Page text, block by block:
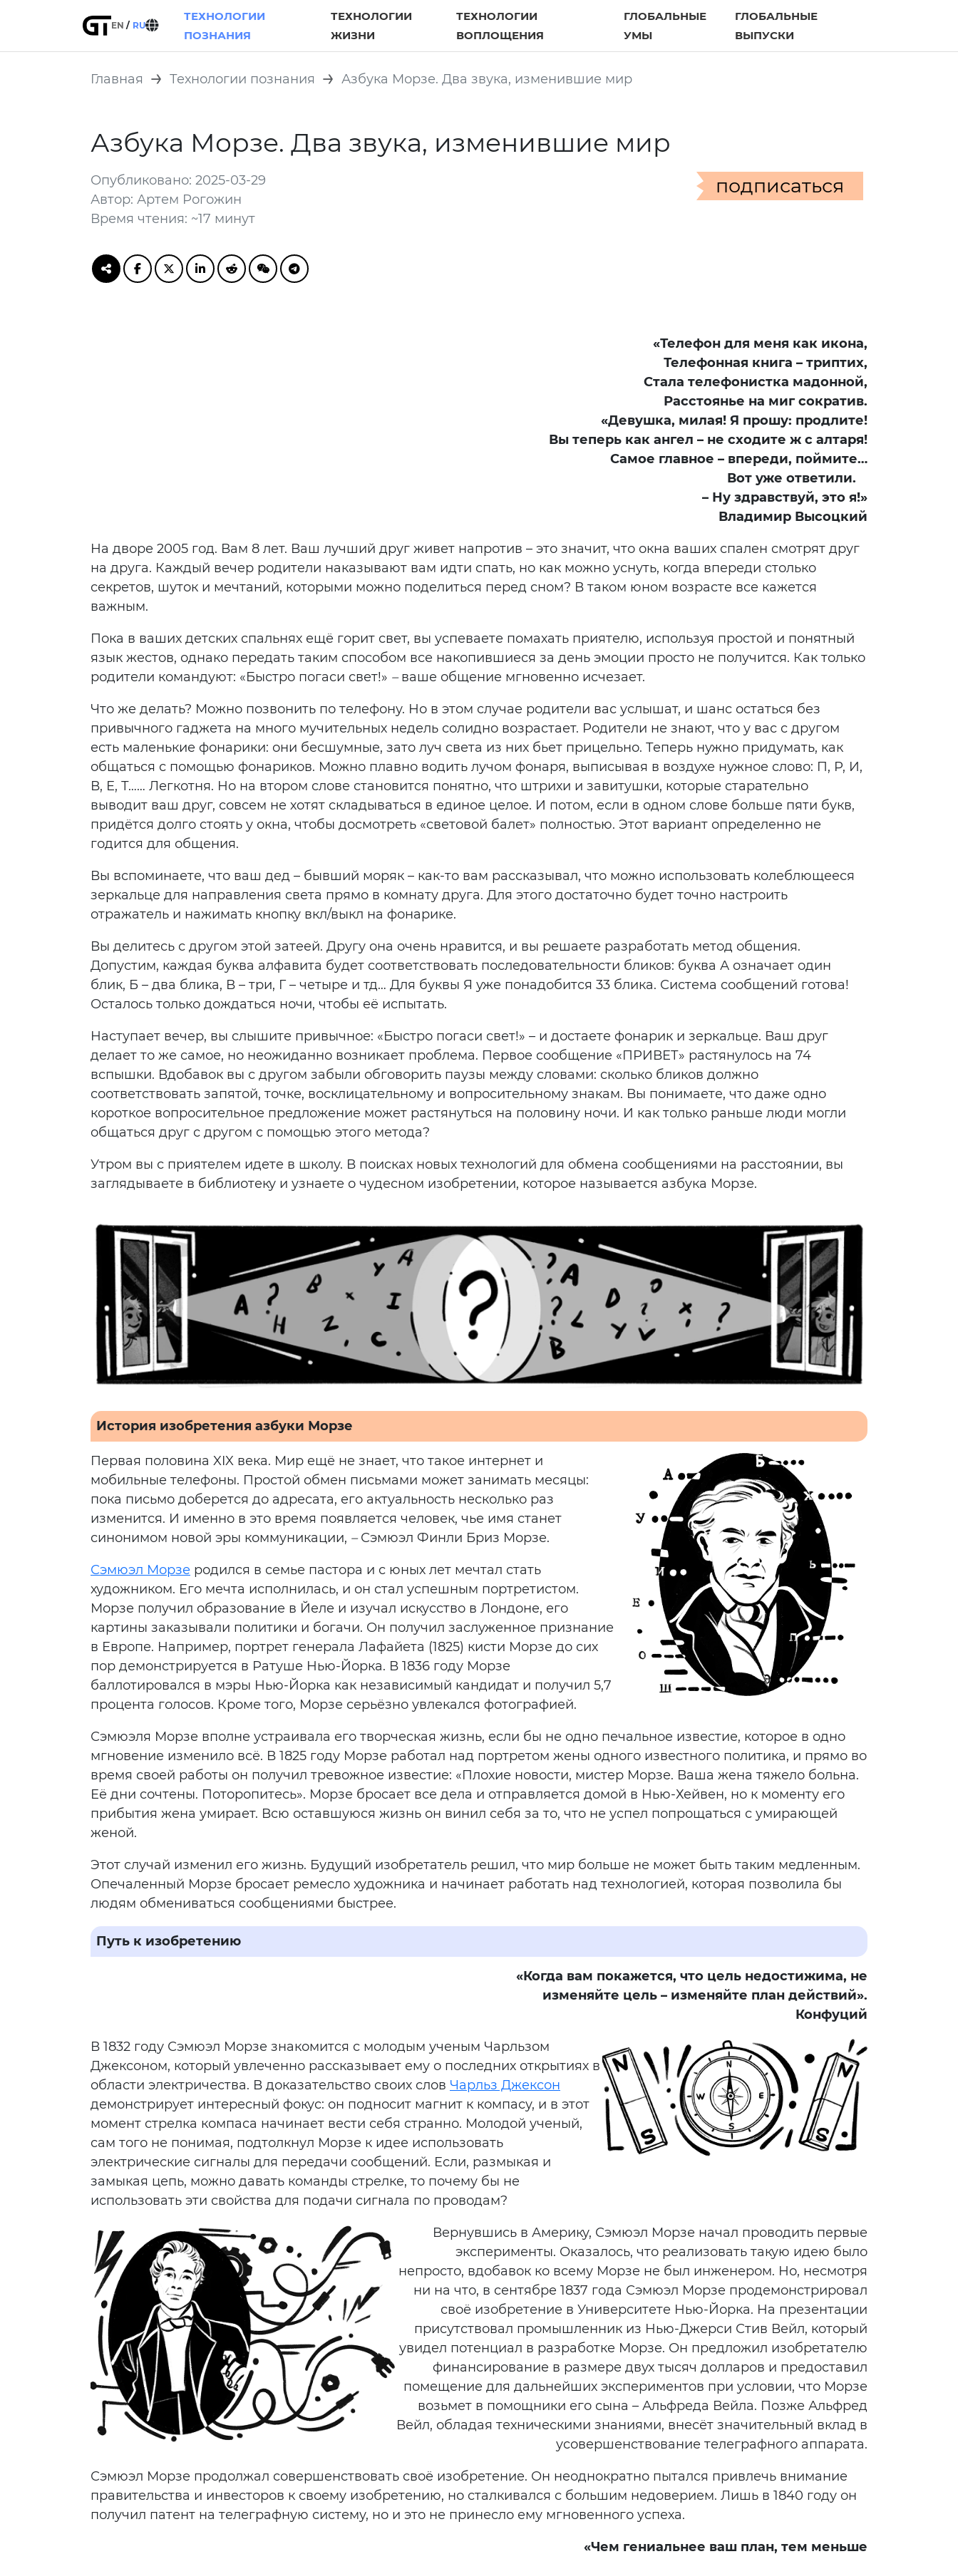
EN RU
ТЕХНОЛОГИИ
ПОЗНАНИЯ
ТЕХНОЛОГИИ
ЖИЗНИ
ТЕХНОЛОГИИ
ВОПЛОЩЕНИЯ
ГЛОБАЛЬНЫЕ
УМЫ
ГЛОБАЛЬНЫЕ
ВЫПУСКИ
Главная Технологии познания Азбука Морзе. Два звука, изменившие мир
Азбука Морзе. Два звука, изменившие мир
Опубликовано: 2025-03-29
Автор: Артем Рогожин
Время чтения: ~17 минут
подписаться
«Телефон для меня как икона,
Телефонная книга – триптих,
Стала телефонистка мадонной,
Расстоянье на миг сократив.
«Девушка, милая! Я прошу: продлите!
Вы теперь как ангел – не сходите ж с алтаря!
Самое главное – впереди, поймите…
Вот уже ответили.
– Ну здравствуй, это я!»
Владимир Высоцкий
На дворе 2005 год. Вам 8 лет. Ваш лучший друг живет напротив – это значит, что окна ваших спален смотрят друг
на друга. Каждый вечер родители наказывают вам идти спать, но как можно уснуть, когда впереди столько
секретов, шуток и мечтаний, которыми можно поделиться перед сном? В таком юном возрасте все кажется
важным.
Пока в ваших детских спальнях ещё горит свет, вы успеваете помахать приятелю, используя простой и понятный
язык жестов, однако передать таким способом все накопившиеся за день эмоции просто не получится. Как только
родители командуют: «Быстро погаси свет!» –ваше общение мгновенно исчезает.
Что же делать? Можно позвонить по телефону. Но в этом случае родители вас услышат, и шанс остаться без
привычного гаджета на много мучительных недель солидно возрастает. Родители не знают, что у вас с другом
есть маленькие фонарики: они бесшумные, зато луч света из них бьет прицельно. Теперь нужно придумать, как
общаться с помощью фонариков. Можно плавно водить лучом фонаря, выписывая в воздухе нужное слово: П, Р, И,
В, Е, Т…… Легкотня. Но на втором слове становится понятно, что штрихи и завитушки, которые старательно
выводит ваш друг, совсем не хотят складываться в единое целое. И потом, если в одном слове больше пяти букв,
придётся долго стоять у окна, чтобы досмотреть «световой балет» полностью. Этот вариант определенно не
годится для общения.
Вы вспоминаете, что ваш дед – бывший моряк – как-то вам рассказывал, что можно использовать колеблющееся
зеркальце для направления света прямо в комнату друга. Для этого достаточно будет точно настроить
отражатель и нажимать кнопку вкл/выкл на фонарике.
Вы делитесь с другом этой затеей. Другу она очень нравится, и вы решаете разработать метод общения.
Допустим, каждая буква алфавита будет соответствовать последовательности бликов: буква А означает один
блик, Б – два блика, В – три, Г – четыре и тд… Для буквы Я уже понадобится 33 блика. Система сообщений готова!
Осталось только дождаться ночи, чтобы её испытать.
Наступает вечер, вы слышите привычное: «Быстро погаси свет!» – и достаете фонарик и зеркальце. Ваш друг
делает то же самое, но неожиданно возникает проблема. Первое сообщение «ПРИВЕТ» растянулось на 74
вспышки. Вдобавок вы с другом забыли обговорить паузы между словами: сколько бликов должно
соответствовать запятой, точке, восклицательному и вопросительному знакам. Вы понимаете, что даже одно
короткое вопросительное предложение может растянуться на половину ночи. И как только раньше люди могли
общаться друг с другом с помощью этого метода?
Утром вы с приятелем идете в школу. В поисках новых технологий для обмена сообщениями на расстоянии, вы
заглядываете в библиотеку и узнаете о чудесном изобретении, которое называется азбука Морзе.
История изобретения азбуки Морзе
Первая половина XIX века. Мир ещё не знает, что такое интернет и
мобильные телефоны. Простой обмен письмами может занимать месяцы:
пока письмо доберется до адресата, его актуальность несколько раз
изменится. И именно в это время появляется человек, чье имя станет
синонимом новой эры коммуникации, –Сэмюэл Финли Бриз Морзе.
Сэмюэл Морзе родился в семье пастора и с юных лет мечтал стать
художником. Его мечта исполнилась, и он стал успешным портретистом.
Морзе получил образование в Йеле и изучал искусство в Лондоне, его
картины заказывали политики и богачи. Он получил заслуженное признание
в Европе. Например, портрет генерала Лафайета (1825) кисти Морзе до сих
пор демонстрируется в Ратуше Нью-Йорка. В 1836 году Морзе
баллотировался в мэры Нью-Йорка как независимый кандидат и получил 5,7
процента голосов. Кроме того, Морзе серьёзно увлекался фотографией.
Сэмюэля Морзе вполне устраивала его творческая жизнь, если бы не одно печальное известие, которое в одно
мгновение изменило всё. В 1825 году Морзе работал над портретом жены одного известного политика, и прямо во
время своей работы он получил тревожное известие: «Плохие новости, мистер Морзе. Ваша жена тяжело больна.
Её дни сочтены. Поторопитесь». Морзе бросает все дела и отправляется домой в Нью-Хейвен, но к моменту его
прибытия жена умирает. Всю оставшуюся жизнь он винил себя за то, что не успел попрощаться с умирающей
женой.
Этот случай изменил его жизнь. Будущий изобретатель решил, что мир больше не может быть таким медленным.
Опечаленный Морзе бросает ремесло художника и начинает работать над технологией, которая позволила бы
людям обмениваться сообщениями быстрее.
Путь к изобретению
«Когда вам покажется, что цель недостижима, не
изменяйте цель – изменяйте план действий».
Конфуций
В 1832 году Сэмюэл Морзе знакомится с молодым ученым Чарльзом
Джексоном, который увлеченно рассказывает ему о последних открытиях в
области электричества. В доказательство своих слов Чарльз Джексон
демонстрирует интересный фокус: он подносит магнит к компасу, и в этот
момент стрелка компаса начинает вести себя странно. Молодой ученый,
сам того не понимая, подтолкнул Морзе к идее использовать
электрические сигналы для передачи сообщений. Если, размыкая и
замыкая цепь, можно давать команды стрелке, то почему бы не
использовать эти свойства для подачи сигнала по проводам?
Вернувшись в Америку, Сэмюэл Морзе начал проводить первые
эксперименты. Оказалось, что реализовать такую идею было
непросто, вдобавок ко всему Морзе не был инженером. Но, несмотря
ни на что, в сентябре 1837 года Сэмюэл Морзе продемонстрировал
своё изобретение в Университете Нью-Йорка. На презентации
присутствовал промышленник из Нью-Джерси Стив Вейл, который
увидел потенциал в разработке Морзе. Он предложил изобретателю
финансирование в размере двух тысяч долларов и предоставил
помещение для дальнейших экспериментов при условии, что Морзе
возьмет в помощники его сына – Альфреда Вейла. Позже Альфред
Вейл, обладая техническими знаниями, внесёт значительный вклад в
усовершенствование телеграфного аппарата.
Сэмюэл Морзе продолжал совершенствовать своё изобретение. Он неоднократно пытался привлечь внимание
правительства и инвесторов к своему изобретению, но сталкивался с большим недоверием. Лишь в 1840 году он
получил патент на телеграфную систему, но и это не принесло ему мгновенного успеха.
«Чем гениальнее ваш план, тем меньше